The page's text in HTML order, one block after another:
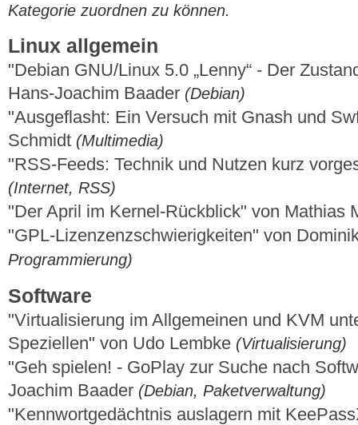
Kategorie zuordnen zu können.
Linux allgemein
"Debian GNU/Linux 5.0 „Lenny“ - Der
Hans-Joachim Baader (Debian)
"Ausgeflasht: Ein Versuch mit Gnash und
Schmidt (Multimedia)
"RSS-Feeds: Technik und Nutzen kurz
(Internet, RSS)
"Der April im Kernel-Rückblick" von Mathias
"GPL-Lizenzenzschwierigkeiten" von
Programmierung)
Software
"Virtualisierung im Allgemeinen und KVM
Speziellen" von Udo Lembke (Virtualisierung)
"Geh spielen! - GoPlay zur Suche nach
Joachim Baader (Debian, Paketverwaltung)
"Kennwortgedächtnis auslagern mit